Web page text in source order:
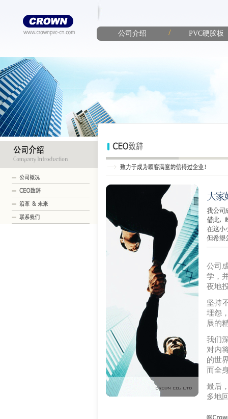
公司介绍 / PVC硬胶板
公司
学，
夜地
坚持
埋怨
展的
我们
对内
的世
而全
最后
多地